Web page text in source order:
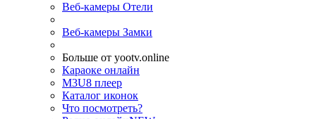
Веб-камеры Отели
Веб-камеры Замки
Больше от yootv.online
Караоке онлайн
M3U8 плеер
Каталог иконок
Что посмотреть?